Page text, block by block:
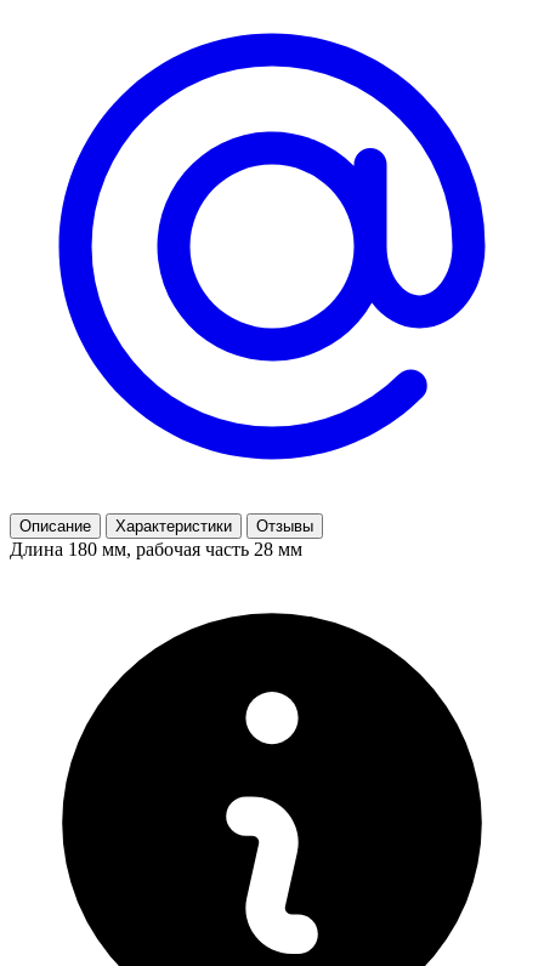
Описание Характеристики Отзывы
Длина 180 мм, рабочая часть 28 мм